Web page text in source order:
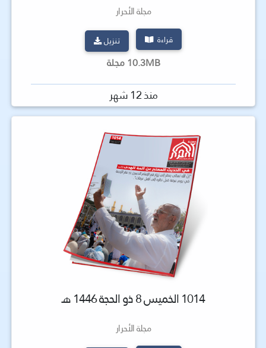
مجلة الأحرار
قراءة تنزيل
10.3MB مجلة
منذ 12 شهر
1014 الخميس 8 ذو الحجة 1446 هـ
مجلة الأحرار